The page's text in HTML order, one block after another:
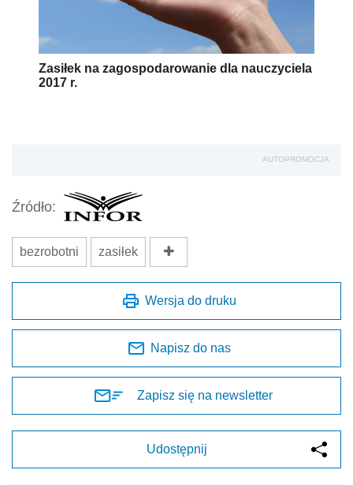
Zasiłek na zagospodarowanie dla nauczyciela
2017 r.
AUTOPROMOCJA
Źródło:
bezrobotni zasiłek
Wersja do druku
Napisz do nas
Zapisz się na newsletter
Udostępnij